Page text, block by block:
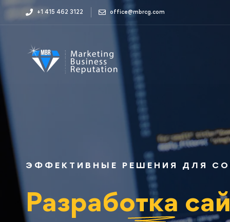
+1 415 462 3122 office@mbrcg.com
ЭФФЕКТИВНЫЕ РЕШЕНИЯ ДЛЯ
Разработка